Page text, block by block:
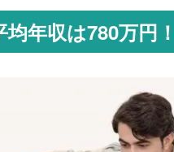
年収は780万円！